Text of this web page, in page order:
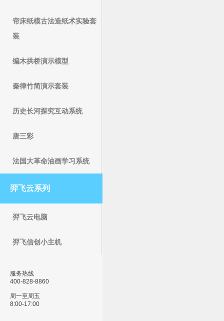
帘床纸模古法造纸术实验套
装
编木拱桥演示模型
秦律竹简演示套装
历史长河探究互动系统
唐三彩
法国大革命油画学习系统
羿飞云系列
羿飞云电脑
羿飞信创小主机
服务热线
400-828-8860
周一至周五
8:00-17:00